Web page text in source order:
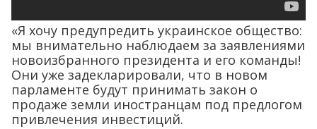
«Я хочу предупредить украинское общество:
мы внимательно наблюдаем за заявлениями
новоизбранного президента и его команды!
Они уже задекларировали, что в новом
парламенте будут принимать закон о
продаже земли иностранцам под предлогом
привлечения инвестиций.